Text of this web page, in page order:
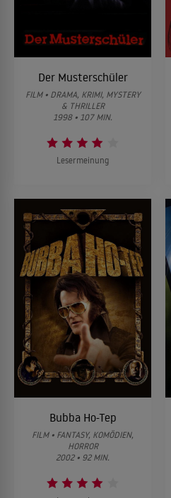
Der Musterschüler
FILM • DRAMA, KRIMI, MYSTERY
& THRILLER
1998 • 107 MIN.
Lesermeinung
Bubba Ho-Tep
FILM • FANTASY, KOMÖDIEN,
HORROR
2002 • 92 MIN.